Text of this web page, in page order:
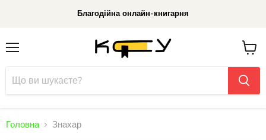
Благодійна онлайн-книгарня
До
Головна Знахар